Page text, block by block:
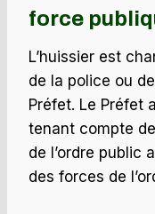
force
L’huissier est
de la police ou
Préfet. Le Préfet
tenant compte
de l’ordre public
des forces de